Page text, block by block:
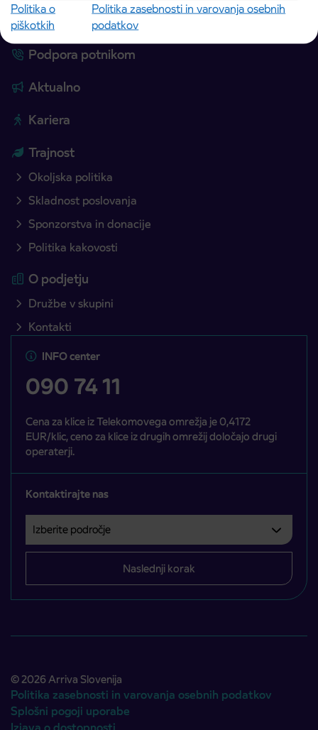
Politika o
piškotkih
Politika zasebnosti in varovanja osebnih
podatkov
Oglaševanje na avtobusih
Podpora potnikom
Aktualno
Kariera
Trajnost
Okoljska politika
Skladnost poslovanja
Sponzorstva in donacije
Politika kakovosti
O podjetju
Družbe v skupini
Kontakti
INFO center
090 74 11
Cena za klice iz Telekomovega omrežja je 0,4172
EUR/klic, ceno za klice iz drugih omrežij določajo drugi
operaterji.
Kontaktirajte nas
Izberite področje
Področje je obvezno izbrati.
Naslednji korak
© 2026 Arriva Slovenija
Politika zasebnosti in varovanja osebnih podatkov
Splošni pogoji uporabe